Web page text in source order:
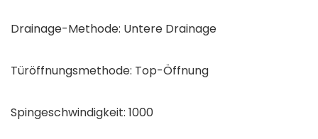
Drainage-Methode: Untere Drainage
Türöffnungsmethode: Top-Öffnung
Spingeschwindigkeit: 1000